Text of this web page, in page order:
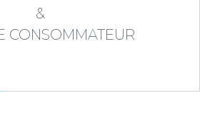
&
CONSOMMATEUR